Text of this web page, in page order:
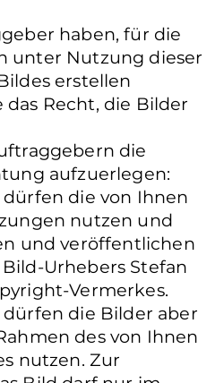
haben, für die
unter Nutzung dieser
erstellen
das Recht, die Bilder
die
aufzuerlegen:
die von Ihnen
nutzen und
und veröffentlichen
Urhebers Stefan
Vermerkes.
die Bilder aber
des von Ihnen
nutzen. Zur